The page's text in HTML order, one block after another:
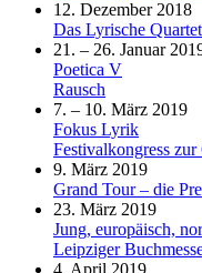
12. Dezember 2018
Das Lyrische
21. – 26. Januar
Poetica V
Rausch
7. – 10. März 2019
Fokus Lyrik
Festivalkongress
9. März 2019
Grand Tour – die
23. März 2019
Jung, europäisch,
Leipziger
4. April 2019